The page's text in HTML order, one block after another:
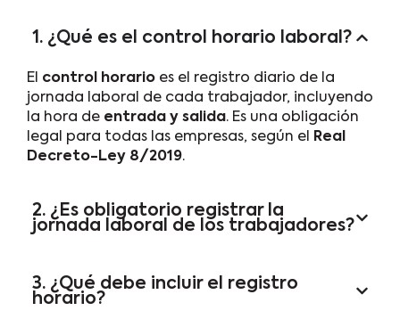
1. ¿Qué es el control horario laboral?
El control horario es el registro diario de la
jornada laboral de cada trabajador, incluyendo
la hora de entrada y salida. Es una obligación
legal para todas las empresas, según el Real
Decreto-Ley 8/2019.
2. ¿Es obligatorio registrar la
jornada laboral de los trabajadores?
3. ¿Qué debe incluir el registro
horario?